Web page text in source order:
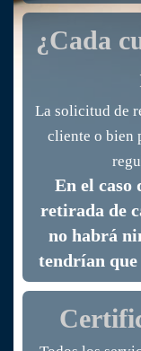
¿Cada
La solicitud de
cliente o bien
En el caso
retirada de
no habrá
tendrían